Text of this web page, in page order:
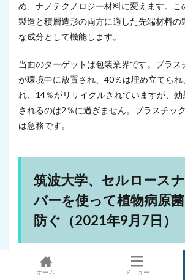
ス
ナ
ノ
イ
バ
ー
不
採
2
2
年
月
日
17
め、ナノテクノロジー材料に変えます。こ
製造と積層造形の両方に適した先端材料の
な成分として機能します。
当面のターゲットは包装業界です。プラス
が環境中に放置され、40％は埋め立てられ
れ、14％がリサイクルされていますが、
されるのは2％に過ぎません。プラスチッ
は急務です。
筑波大学、セルロース
バーを使って植物病原
防ぐ（2021年9月7日）
農業では植物病原菌の感染が原因で病
ホーム メニュー